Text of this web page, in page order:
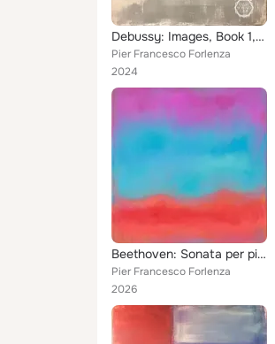
Debussy: Images, Book 1, L. 110
Pier Francesco Forlenza
2024
Beethoven: Sonata per pianoforte No. 30 in E Major, Op. 109
Pier Francesco Forlenza
2026